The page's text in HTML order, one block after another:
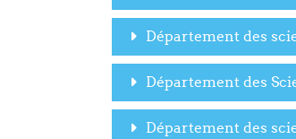
Département des
Département des
Département des